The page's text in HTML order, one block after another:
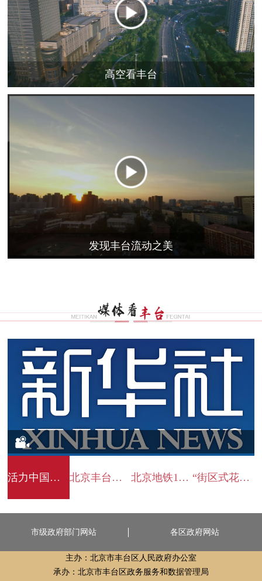
高空看丰台
发现丰台流动之美
活力中国调研行｜在北京丰台感受科技成果 北京丰台发布多款优质果蔬品种 北京地铁10号线“青创村”，藏着年轻人的创业天地 “街区式花展”让花与城双向奔赴
市级政府部门网站 各区政府网站
主办：北京市丰台区人民政府办公室
承办：北京市丰台区政务服务和数据管理局